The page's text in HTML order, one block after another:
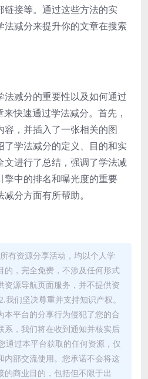
链接等。通过这些方法的实
减分来提升你的文章在搜索
减分的重要性以及如何通过
快速通过学法减分。首先，
，并插入了一张相关的图
了学法减分的定义、目的和实
文进行了总结，强调了学法减
擎中的排名和曝光度的重要
分方面有所帮助。
有资源分享活动，均以个人学
的，完全免费，不涉及任何形式
资源导航页面服务，并不提供资
们坚决尊重并支持知识产权。
本平台的分享行为侵犯了您的合
系，我们将在收到通知并核实后
通过本平台获取的任何资源，仅
内部交流使用。您承诺不会将这
的商业目的，包括但不限于出